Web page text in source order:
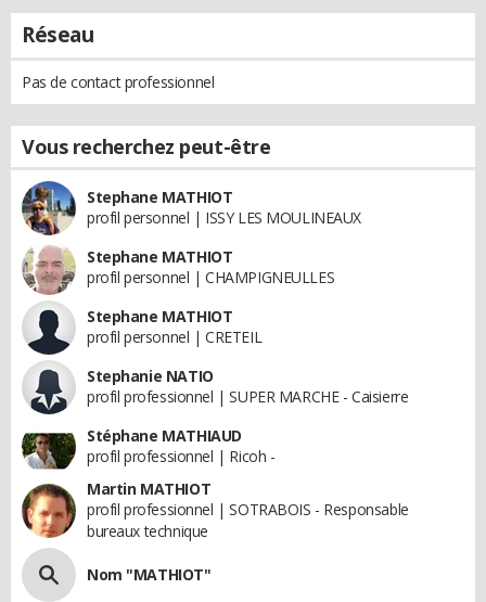
Réseau
Pas de contact professionnel
Vous recherchez peut-être
Stephane MATHIOT
profil personnel | ISSY LES MOULINEAUX
Stephane MATHIOT
profil personnel | CHAMPIGNEULLES
Stephane MATHIOT
profil personnel | CRETEIL
Stephanie NATIO
profil professionnel | SUPER MARCHE - Caisierre
Stéphane MATHIAUD
profil professionnel | Ricoh -
Martin MATHIOT
profil professionnel | SOTRABOIS - Responsable
bureaux technique
Nom "MATHIOT"